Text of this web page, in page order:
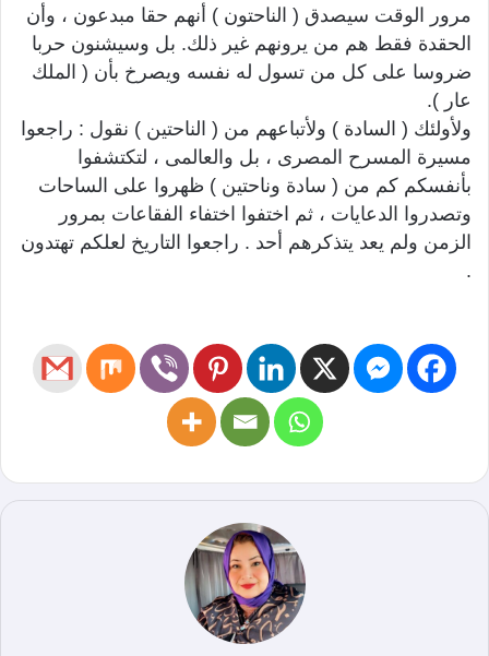
مرور الوقت سيصدق ( الناحتون ) أنهم حقا مبدعون ، وأن
الحقدة فقط هم من يرونهم غير ذلك. بل وسيشنون حربا
ضروسا على كل من تسول له نفسه ويصرخ بأن ( الملك
عار ).
ولأولئك ( السادة ) ولأتباعهم من ( الناحتين ) نقول : راجعوا
مسيرة المسرح المصرى ، بل والعالمى ، لتكتشفوا
بأنفسكم كم من ( سادة وناحتين ) ظهروا على الساحات
وتصدروا الدعايات ، ثم اختفوا اختفاء الفقاعات بمرور
الزمن ولم يعد يتذكرهم أحد . راجعوا التاريخ لعلكم تهتدون
.